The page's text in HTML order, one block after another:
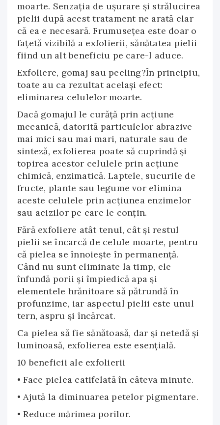
moarte. Senzaţia de uşurare şi strălucirea
pielii după acest tratament ne arată clar
că ea e necesară. Frumuseţea este doar o
faţetă vizibilă a exfolierii, sănătatea pielii
fiind un alt beneficiu pe care-l aduce.
Exfoliere, gomaj sau peeling?În principiu,
toate au ca rezultat acelaşi efect:
eliminarea celulelor moarte.
Dacă gomajul le curăţă prin acţiune
mecanică, datorită particulelor abrazive
mai mici sau mai mari, naturale sau de
sinteză, exfolierea poate să cuprindă şi
topirea acestor celulele prin acţiune
chimică, enzimatică. Laptele, sucurile de
fructe, plante sau legume vor elimina
aceste celulele prin acţiunea enzimelor
sau acizilor pe care le conţin.
Fără exfoliere atât tenul, cât şi restul
pielii se încarcă de celule moarte, pentru
că pielea se înnoieşte în permanenţă.
Când nu sunt eliminate la timp, ele
înfundă porii şi împiedică apa şi
elementele hrănitoare să pătrundă în
profunzime, iar aspectul pielii este unul
tern, aspru şi încărcat.
Ca pielea să fie sănătoasă, dar şi netedă şi
luminoasă, exfolierea este esenţială.
10 beneficii ale exfolierii
• Face pielea catifelată în câteva minute.
• Ajută la diminuarea petelor pigmentare.
• Reduce mărimea porilor.